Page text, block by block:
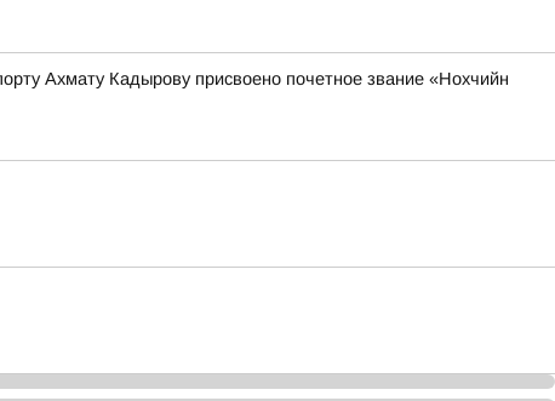
Ахмату Кадырову присвоено почетное звание «Нохчийн